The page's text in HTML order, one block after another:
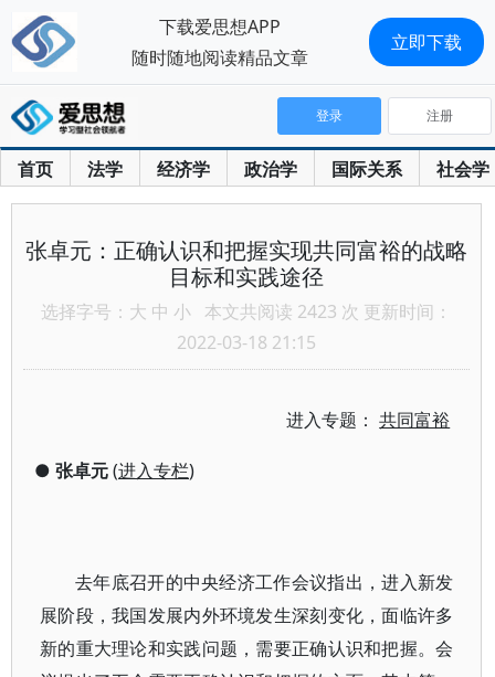
首页 法学 经济学 政治学 国际关系 社会学
登录 注册
张卓元：正确认识和把握实现共同富裕的战略
目标和实践途径
选择字号： 大 中 小 本文共阅读 2423 次 更新时间：
2022-03-18 21:15
进入专题：共同富裕
● 张卓元(进入专栏)
去年底召开的中央经济工作会议指出，进入新发
展阶段，我国发展内外环境发生深刻变化，面临许多
新的重大理论和实践问题，需要正确认识和把握。会
下载爱思想APP
随时随地阅读精品文章
立即下载